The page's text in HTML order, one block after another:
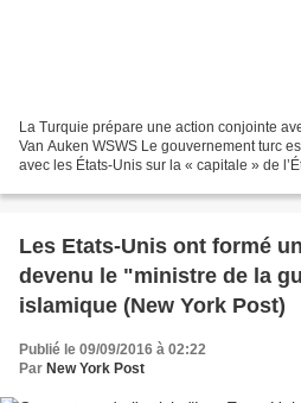
La Turquie prépare une action conjointe
Van Auken WSWS Le gouvernement turc
avec les États-Unis sur la « capitale » de
Les Etats-Unis ont formé
devenu le "ministre de la
islamique (New York Post)
Publié le 09/09/2016 à 02:22
Par New York Post